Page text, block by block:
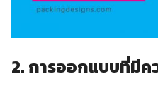
2. การออกแบบที่มีค